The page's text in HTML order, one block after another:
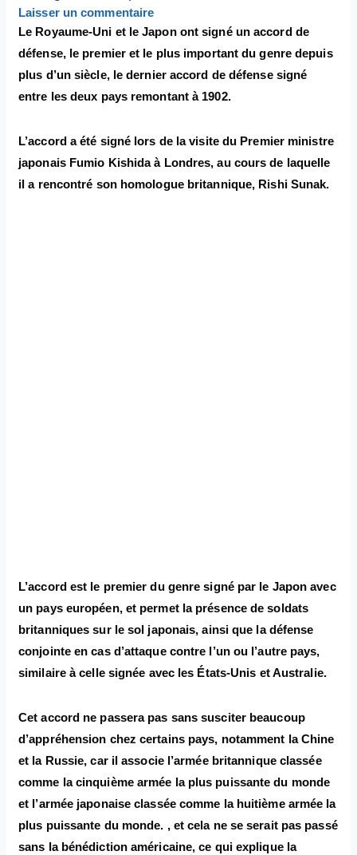
Laisser un commentaire
Le Royaume-Uni et le Japon ont signé un accord de
défense, le premier et le plus important du genre depuis
plus d’un siècle, le dernier accord de défense signé
entre les deux pays remontant à 1902.
L’accord a été signé lors de la visite du Premier ministre
japonais Fumio Kishida à Londres, au cours de laquelle
il a rencontré son homologue britannique, Rishi Sunak.
L’accord est le premier du genre signé par le Japon avec
un pays européen, et permet la présence de soldats
britanniques sur le sol japonais, ainsi que la défense
conjointe en cas d’attaque contre l’un ou l’autre pays,
similaire à celle signée avec les États-Unis et Australie.
Cet accord ne passera pas sans susciter beaucoup
d’appréhension chez certains pays, notamment la Chine
et la Russie, car il associe l’armée britannique classée
comme la cinquième armée la plus puissante du monde
et l’armée japonaise classée comme la huitième armée la
plus puissante du monde. , et cela ne se serait pas passé
sans la bénédiction américaine, ce qui explique la